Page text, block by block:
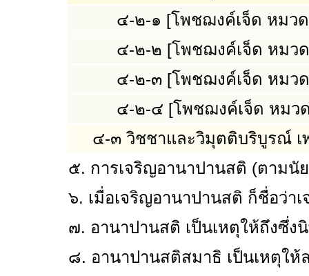
๔-๒-๑ [โพชฌงค์เจ็ด หมว
๔-๒-๒ [โพชฌงค์เจ็ด หมว
๔-๒-๓ [โพชฌงค์เจ็ด หมว
๔-๒-๔ [โพชฌงค์เจ็ด หมว
๔-๓ วิชชาและวิมุตติบริบูรณ์
๕. การเจริญอานาปานสติ (ตามนั
๖. เมื่อเจริญอานาปานสติ ก็ชื่อว่า
๗. อานาปานสติ เป็นเหตุให้ถึงซึ่ง
๘. อานาปานสติสมาธิ เป็นเหตุให้